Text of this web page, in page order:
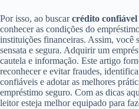
Por isso, ao buscarcrédito
conhecer as condições do
instituições financeiras. Assim, você
sensata e segura. Adquirir um
cautela e informação. Este artigo
reconhecer e evitar fraudes,
confiáveis e adotar as melhores
empréstimo seguro. Com as dicas
leitor esteja melhor equipado para